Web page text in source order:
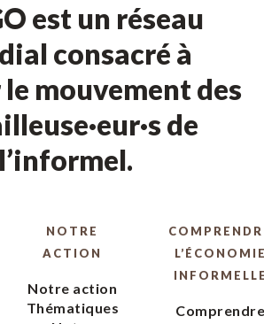
est un réseau
consacré à
mouvement des
de
l’informel.
NOTRE
ACTION
Notre action
Thématiques